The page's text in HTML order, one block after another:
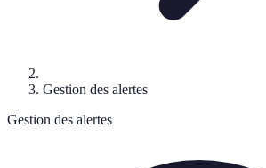
Gestion des alertes
Gestion des alertes